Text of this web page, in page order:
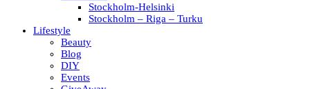
Stockholm-Helsinki
Stockholm – Riga – Turku
Lifestyle
Beauty
Blog
DIY
Events